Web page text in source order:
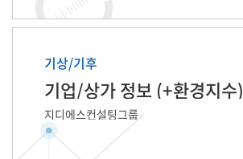
기상/기후
기업/상가 정보 (+환경지수)
지디에스컨설팅그룹